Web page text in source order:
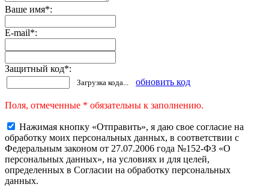
Ваше имя*:
E-mail*:
Защитный код*:
Загрузка кода... обновить код
Поля, отмеченные * обязательны к заполнению.
Нажимая кнопку «Отправить», я даю свое согласие на
обработку моих персональных данных, в соответствии с
Федеральным законом от 27.07.2006 года №152-ФЗ «О
персональных данных», на условиях и для целей,
определенных в Согласии на обработку персональных
данных.